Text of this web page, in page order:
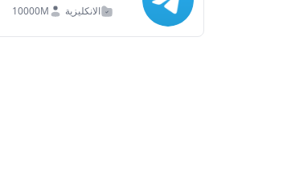
الانكليزية 10000M